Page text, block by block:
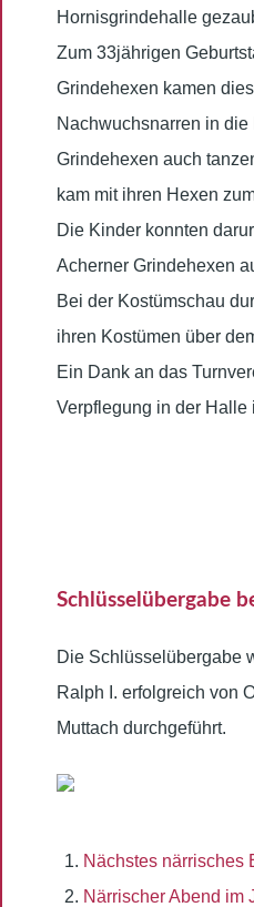
Hornisgrindehalle
Zum 33jährigen
Grindehexen kamen
Nachwuchsnarren in
Grindehexen auch
kam mit ihren Hexen
Die Kinder konnten
Acherner Grindehexen
Bei der Kostümschau
ihren Kostümen über
Ein Dank an das
Verpflegung in der Halle
Schlüsselübergabe
Die Schlüsselübergabe
Ralph I. erfolgreich von
Muttach durchgeführt.
Nächstes närrisches
Närrischer Abend im